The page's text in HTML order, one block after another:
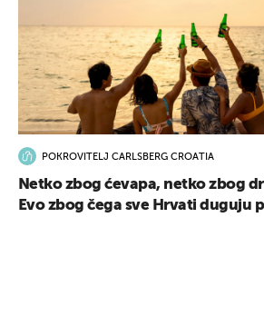
POKROVITELJ CARLSBERG CROATIA
Netko zbog ćevapa, netko zbog
Evo zbog čega sve Hrvati duguju